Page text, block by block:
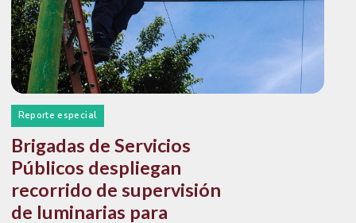
Reporte especial
Brigadas de Servicios
Públicos despliegan
recorrido de supervisión
de luminarias para